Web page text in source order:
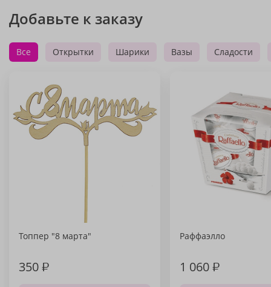
Добавьте к заказу
Все Открытки Шарики Вазы Сладости
Топпер "8 марта"
350₽
Раффаэлло
1 060₽